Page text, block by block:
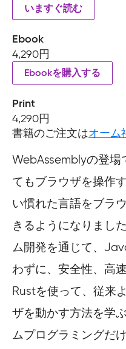
いますぐ読む
Ebook
4,290円
Ebookを購入する
Print
4,290円
書籍のご注文はオーム
WebAssemblyの登場
てもブラウザを操作
い慣れた言語をブラ
きるようになりまし
ム開発を通じて、
わずに、安全性、高
Rustを使って、従来
ザを動かす方法を学
ムプログラミングだ